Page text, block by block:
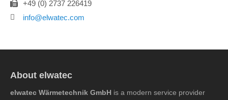
+49 (0) 2737 226419
info@elwatec.com
About elwatec
elwatec Wärmetechnik GmbH is a modern service provider